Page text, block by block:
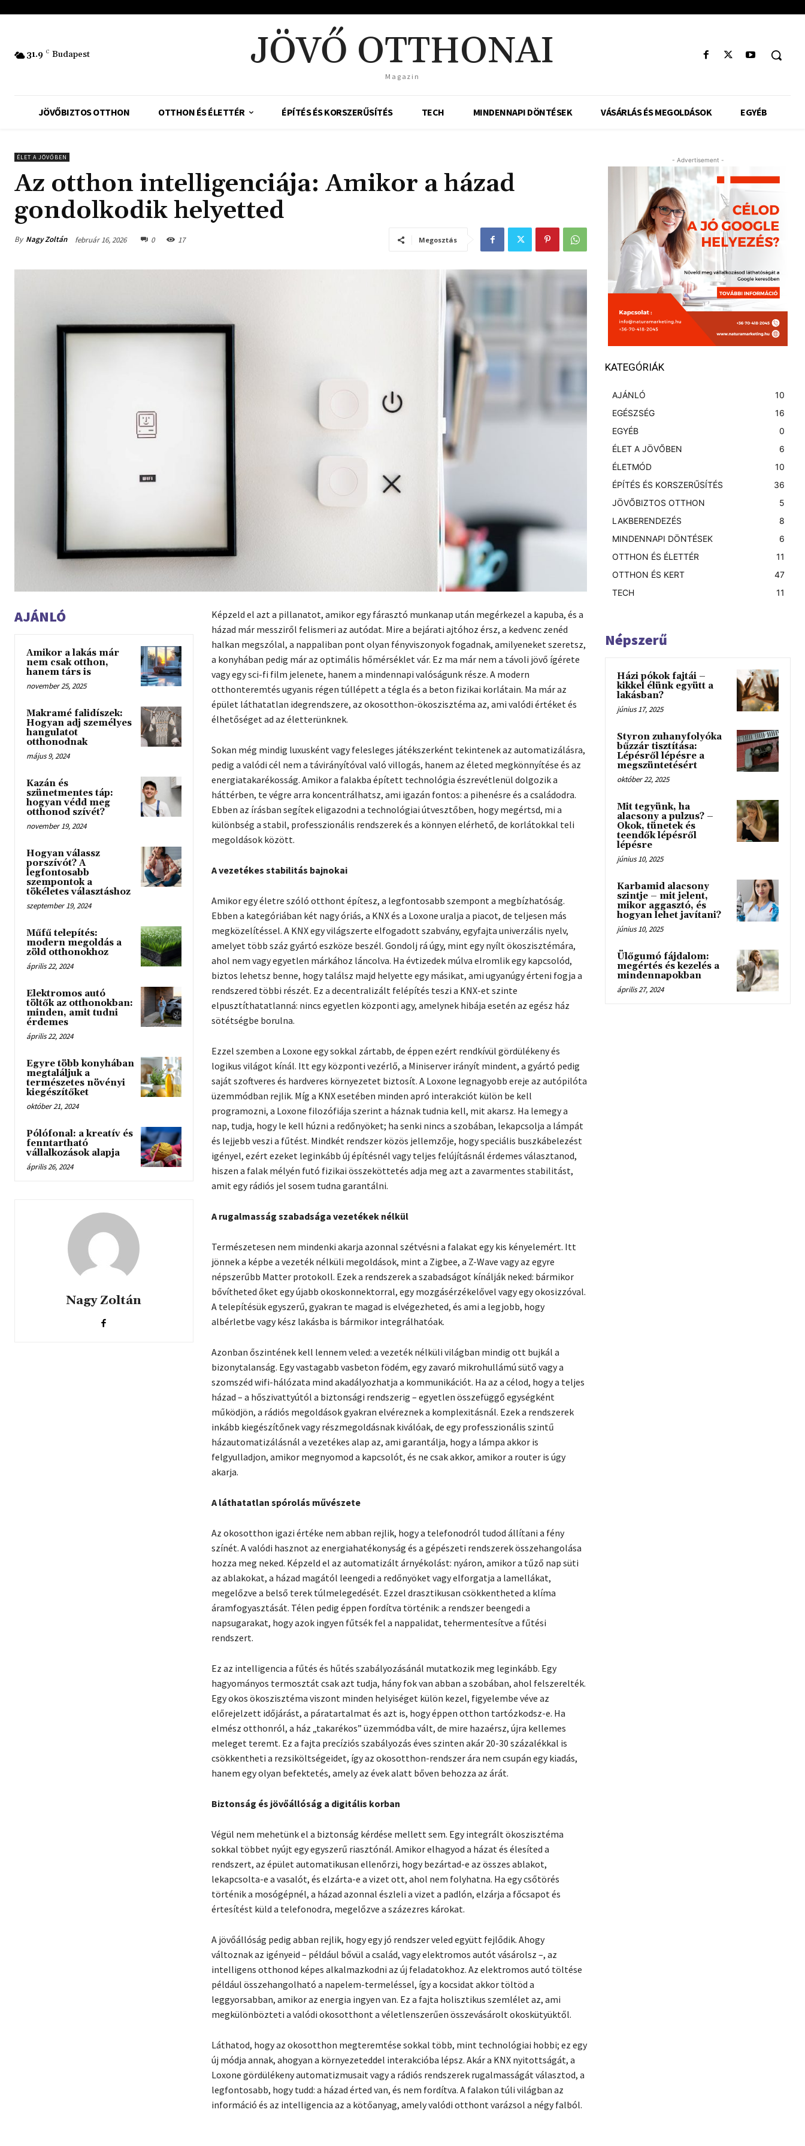
31.9 C Budapest JÖVŐ OTTHONAI
Magazin
JÖVŐBIZTOS OTTHON OTTHON ÉS ÉLETTÉR ÉPÍTÉS ÉS KORSZERŰSÍTÉS TECH MINDENNAPI DÖNTÉSEK VÁSÁRLÁS ÉS MEGOLDÁSOK EGYÉB
ÉLET A JÖVŐBEN
Az otthon intelligenciája: Amikor a házad
gondolkodik helyetted
By Nagy Zoltán február 16, 2026 0 17 Megosztás
AJÁNLÓ
Amikor a lakás már
nem csak otthon,
hanem társ is
november 25, 2025
Makramé falidíszek:
Hogyan adj személyes
hangulatot
otthonodnak
május 9, 2024
Kazán és
szünetmentes táp:
hogyan védd meg
otthonod szívét?
november 19, 2024
Hogyan válassz
porszívót? A
legfontosabb
szempontok a
tökéletes választáshoz
szeptember 19, 2024
Műfű telepítés:
modern megoldás a
zöld otthonokhoz
április 22, 2024
Elektromos autó
töltők az otthonokban:
minden, amit tudni
érdemes
április 22, 2024
Egyre több konyhában
megtaláljuk a
természetes növényi
kiegészítőket
október 21, 2024
Pólófonal: a kreatív és
fenntartható
vállalkozások alapja
április 26, 2024
Nagy Zoltán
Képzeld el azt a pillanatot, amikor egy fárasztó munkanap után megérkezel a kapuba, és a
házad már messziről felismeri az autódat. Mire a bejárati ajtóhoz érsz, a kedvenc zenéd
halkan megszólal, a nappaliban pont olyan fényviszonyok fogadnak, amilyeneket szeretsz,
a konyhában pedig már az optimális hőmérséklet vár. Ez ma már nem a távoli jövő ígérete
vagy egy sci-fi film jelenete, hanem a mindennapi valóságunk része. A modern
otthonteremtés ugyanis régen túllépett a tégla és a beton fizikai korlátain. Ma már az
épület láthatatlan idegrendszere, az okosotthon-ökoszisztéma az, ami valódi értéket és
élhetőséget ad az életterünknek.
Sokan még mindig luxusként vagy felesleges játékszerként tekintenek az automatizálásra,
pedig a valódi cél nem a távirányítóval való villogás, hanem az életed megkönnyítése és az
energiatakarékosság. Amikor a falakba épített technológia észrevétlenül dolgozik a
háttérben, te végre arra koncentrálhatsz, ami igazán fontos: a pihenésre és a családodra.
Ebben az írásban segítek eligazodni a technológiai útvesztőben, hogy megértsd, mi a
különbség a stabil, professzionális rendszerek és a könnyen elérhető, de korlátokkal teli
megoldások között.
A vezetékes stabilitás bajnokai
Amikor egy életre szóló otthont építesz, a legfontosabb szempont a megbízhatóság.
Ebben a kategóriában két nagy óriás, a KNX és a Loxone uralja a piacot, de teljesen más
megközelítéssel. A KNX egy világszerte elfogadott szabvány, egyfajta univerzális nyelv,
amelyet több száz gyártó eszköze beszél. Gondolj rá úgy, mint egy nyílt ökoszisztémára,
ahol nem vagy egyetlen márkához láncolva. Ha évtizedek múlva elromlik egy kapcsolód,
biztos lehetsz benne, hogy találsz majd helyette egy másikat, ami ugyanúgy érteni fogja a
rendszered többi részét. Ez a decentralizált felépítés teszi a KNX-et szinte
elpusztíthatatlanná: nincs egyetlen központi agy, amelynek hibája esetén az egész ház
sötétségbe borulna.
Ezzel szemben a Loxone egy sokkal zártabb, de éppen ezért rendkívül gördülékeny és
logikus világot kínál. Itt egy központi vezérlő, a Miniserver irányít mindent, a gyártó pedig
saját szoftveres és hardveres környezetet biztosít. A Loxone legnagyobb ereje az autópilóta
üzemmódban rejlik. Míg a KNX esetében minden apró interakciót külön be kell
programozni, a Loxone filozófiája szerint a háznak tudnia kell, mit akarsz. Ha lemegy a
nap, tudja, hogy le kell húzni a redőnyöket; ha senki nincs a szobában, lekapcsolja a lámpát
és lejjebb veszi a fűtést. Mindkét rendszer közös jellemzője, hogy speciális buszkábelezést
igényel, ezért ezeket leginkább új építésnél vagy teljes felújításnál érdemes választanod,
hiszen a falak mélyén futó fizikai összeköttetés adja meg azt a zavarmentes stabilitást,
amit egy rádiós jel sosem tudna garantálni.
A rugalmasság szabadsága vezetékek nélkül
Természetesen nem mindenki akarja azonnal szétvésni a falakat egy kis kényelemért. Itt
jönnek a képbe a vezeték nélküli megoldások, mint a Zigbee, a Z-Wave vagy az egyre
népszerűbb Matter protokoll. Ezek a rendszerek a szabadságot kínálják neked: bármikor
bővítheted őket egy újabb okoskonnektorral, egy mozgásérzékelővel vagy egy okosizzóval.
A telepítésük egyszerű, gyakran te magad is elvégezheted, és ami a legjobb, hogy
albérletbe vagy kész lakásba is bármikor integrálhatóak.
Azonban őszintének kell lennem veled: a vezeték nélküli világban mindig ott bujkál a
bizonytalanság. Egy vastagabb vasbeton födém, egy zavaró mikrohullámú sütő vagy a
szomszéd wifi-hálózata mind akadályozhatja a kommunikációt. Ha az a célod, hogy a teljes
házad – a hőszivattyútól a biztonsági rendszerig – egyetlen összefüggő egységként
működjön, a rádiós megoldások gyakran elvéreznek a komplexitásnál. Ezek a rendszerek
inkább kiegészítőnek vagy részmegoldásnak kiválóak, de egy professzionális szintű
házautomatizálásnál a vezetékes alap az, ami garantálja, hogy a lámpa akkor is
felgyulladjon, amikor megnyomod a kapcsolót, és ne csak akkor, amikor a router is úgy
akarja.
A láthatatlan spórolás művészete
Az okosotthon igazi értéke nem abban rejlik, hogy a telefonodról tudod állítani a fény
színét. A valódi hasznot az energiahatékonyság és a gépészeti rendszerek összehangolása
hozza meg neked. Képzeld el az automatizált árnyékolást: nyáron, amikor a tűző nap süti
az ablakokat, a házad magától leengedi a redőnyöket vagy elforgatja a lamellákat,
megelőzve a belső terek túlmelegedését. Ezzel drasztikusan csökkentheted a klíma
áramfogyasztását. Télen pedig éppen fordítva történik: a rendszer beengedi a
napsugarakat, hogy azok ingyen fűtsék fel a nappalidat, tehermentesítve a fűtési
rendszert.
Ez az intelligencia a fűtés és hűtés szabályozásánál mutatkozik meg leginkább. Egy
hagyományos termosztát csak azt tudja, hány fok van abban a szobában, ahol felszerelték.
Egy okos ökoszisztéma viszont minden helyiséget külön kezel, figyelembe véve az
előrejelzett időjárást, a páratartalmat és azt is, hogy éppen otthon tartózkodsz-e. Ha
elmész otthonról, a ház „takarékos” üzemmódba vált, de mire hazaérsz, újra kellemes
meleget teremt. Ez a fajta precíziós szabályozás éves szinten akár 20-30 százalékkal is
csökkentheti a rezsiköltségeidet, így az okosotthon-rendszer ára nem csupán egy kiadás,
hanem egy olyan befektetés, amely az évek alatt bőven behozza az árát.
Biztonság és jövőállóság a digitális korban
Végül nem mehetünk el a biztonság kérdése mellett sem. Egy integrált ökoszisztéma
sokkal többet nyújt egy egyszerű riasztónál. Amikor elhagyod a házat és élesíted a
rendszert, az épület automatikusan ellenőrzi, hogy bezártad-e az összes ablakot,
lekapcsolta-e a vasalót, és elzárta-e a vizet ott, ahol nem folyhatna. Ha egy csőtörés
történik a mosógépnél, a házad azonnal észleli a vizet a padlón, elzárja a főcsapot és
értesítést küld a telefonodra, megelőzve a százezres károkat.
A jövőállóság pedig abban rejlik, hogy egy jó rendszer veled együtt fejlődik. Ahogy
változnak az igényeid – például bővül a család, vagy elektromos autót vásárolsz –, az
intelligens otthonod képes alkalmazkodni az új feladatokhoz. Az elektromos autó töltése
például összehangolható a napelem-termeléssel, így a kocsidat akkor töltöd a
leggyorsabban, amikor az energia ingyen van. Ez a fajta holisztikus szemlélet az, ami
megkülönbözteti a valódi okosotthont a véletlenszerűen összevásárolt okoskütyüktől.
Láthatod, hogy az okosotthon megteremtése sokkal több, mint technológiai hobbi; ez egy
új módja annak, ahogyan a környezeteddel interakcióba lépsz. Akár a KNX nyitottságát, a
Loxone gördülékeny automatizmusait vagy a rádiós rendszerek rugalmasságát választod, a
legfontosabb, hogy tudd: a házad érted van, és nem fordítva. A falakon túli világban az
információ és az intelligencia az a kötőanyag, amely valódi otthont varázsol a négy falból.
- Advertisement -
KATEGÓRIÁK
AJÁNLÓ
10
EGÉSZSÉG
16
EGYÉB
0
ÉLET A JÖVŐBEN
6
ÉLETMÓD
10
ÉPÍTÉS ÉS KORSZERŰSÍTÉS
36
JÖVŐBIZTOS OTTHON
5
LAKBERENDEZÉS
8
MINDENNAPI DÖNTÉSEK
6
OTTHON ÉS ÉLETTÉR
11
OTTHON ÉS KERT
47
TECH
11
Népszerű
Házi pókok fajtái –
kikkel élünk együtt a
lakásban?
június 17, 2025
Styron zuhanyfolyóka
bűzzár tisztítása:
Lépésről lépésre a
megszüntetésért
október 22, 2025
Mit tegyünk, ha
alacsony a pulzus? –
Okok, tünetek és
teendők lépésről
lépésre
június 10, 2025
Karbamid alacsony
szintje – mit jelent,
mikor aggasztó, és
hogyan lehet javítani?
június 10, 2025
Ülőgumó fájdalom:
megértés és kezelés a
mindennapokban
április 27, 2024